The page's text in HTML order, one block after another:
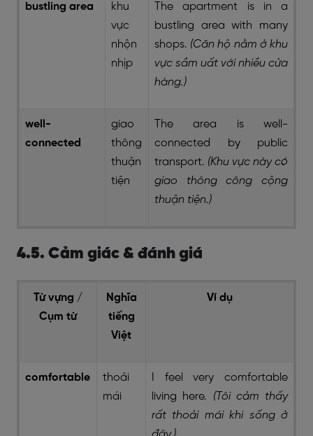
bustling area
khu
vực
nhộn
nhịp
The apartment is in a
bustling area with many
shops. (Căn hộ nằm ở khu
vực sầm uất với nhiều cửa
hàng.)
well-
connected
giao
thông
thuận
tiện
The area is well-
connected by public
transport. (Khu vực này có
giao thông công cộng
thuận tiện.)
4.5. Cảm giác & đánh giá
Từ vựng /
Cụm từ
Nghĩa
tiếng
Việt
Ví dụ
comfortable
thoải
mái
I feel very comfortable
living here.
(Tôi cảm thấy
rất thoải mái khi sống ở